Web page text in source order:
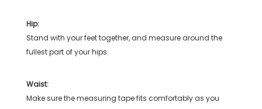
Hip:
Stand with your feet together, and measure around the
fullest part of your hips.
Waist:
Make sure the measuring tape fits comfortably as you